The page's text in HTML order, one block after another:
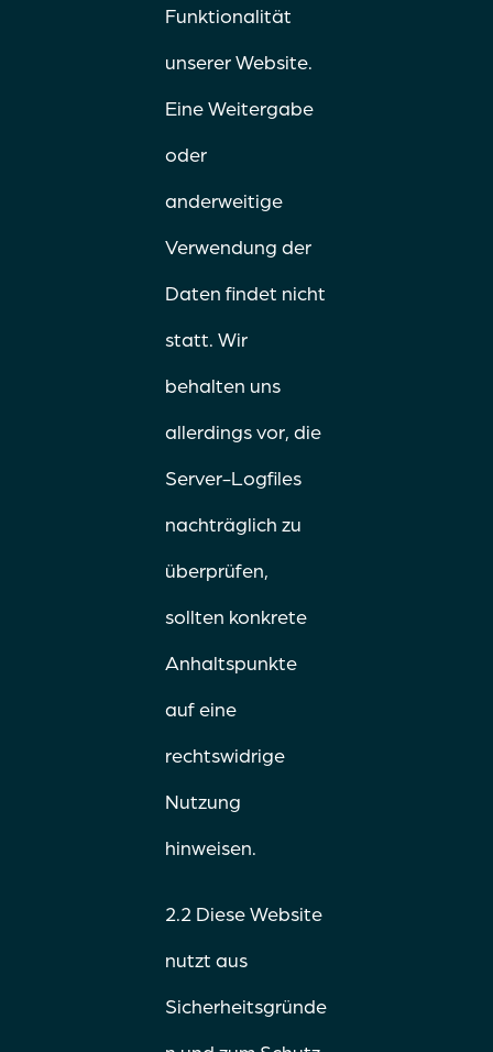
Funktionalität
unserer Website.
Eine Weitergabe
oder
anderweitige
Verwendung der
Daten findet nicht
statt. Wir
behalten uns
allerdings vor, die
Server-Logfiles
nachträglich zu
überprüfen,
sollten konkrete
Anhaltspunkte
auf eine
rechtswidrige
Nutzung
hinweisen.
2.2 Diese Website
nutzt aus
Sicherheitsgründe